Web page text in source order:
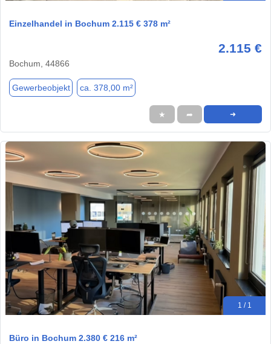
Einzelhandel in Bochum 2.115 € 378 m²
2.115 €
Bochum, 44866
Gewerbeobjekt ca. 378,00 m²
★ ➦ ➜
1 / 1
Büro in Bochum 2.380 € 216 m²